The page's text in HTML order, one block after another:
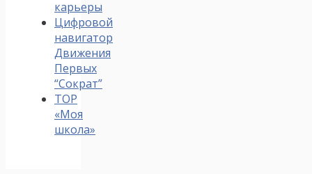
карьеры
Цифровой
навигатор
Движения
Первых
“Сократ”
ТОР
«Моя
школа»